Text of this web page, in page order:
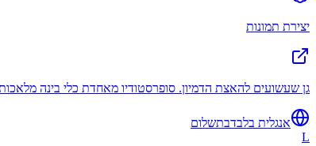
יצירת תמונות
גן שעשועים להאצת הדמיון. סופרסטודיו מאחדת כלי בינה
אנגלית בלבדבתשלום
L